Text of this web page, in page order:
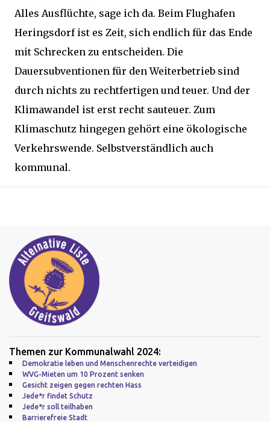
Alles Ausflüchte, sage ich da. Beim Flughafen
Heringsdorf ist es Zeit, sich endlich für das Ende
mit Schrecken zu entscheiden. Die
Dauersubventionen für den Weiterbetrieb sind
durch nichts zu rechtfertigen und teuer. Und der
Klimawandel ist erst recht sauteuer. Zum
Klimaschutz hingegen gehört eine ökologische
Verkehrswende. Selbstverständlich auch
kommunal.
Themen zur Kommunalwahl 2024:
Demokratie leben und Menschenrechte verteidigen
WVG-Mieten um 10 Prozent senken
Gesicht zeigen gegen rechten Hass
Jede*r findet Schutz
Jede*r soll teilhaben
Barrierefreie Stadt